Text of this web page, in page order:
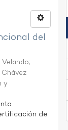
del
Velando;
y
de